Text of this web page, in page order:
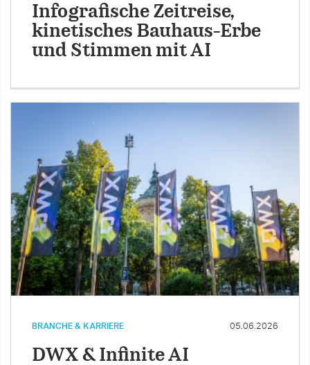
Infografische Zeitreise,
kinetisches Bauhaus-Erbe
und Stimmen mit AI
BRANCHE & KARRIERE 05.06.2026
DWX & Infinite AI